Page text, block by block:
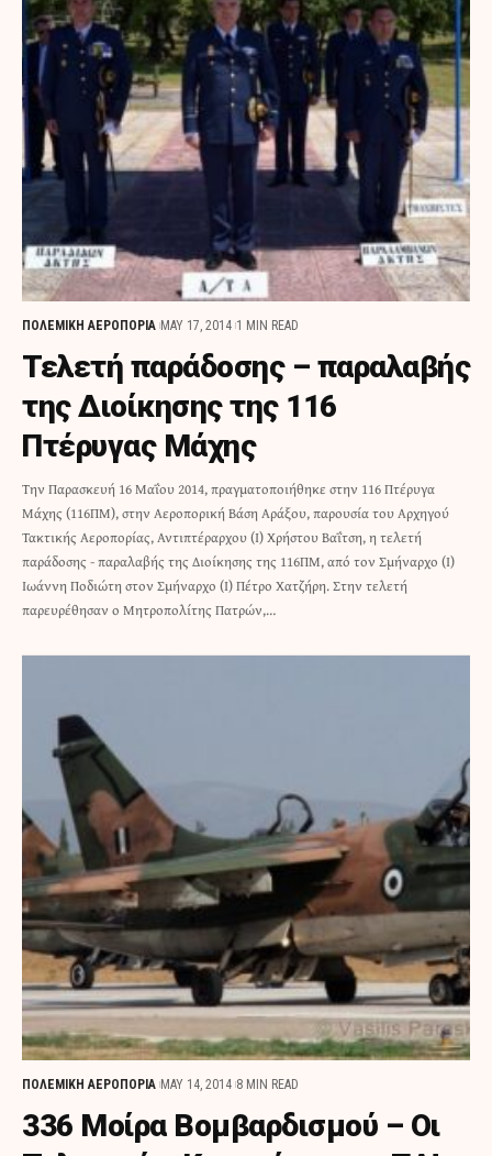
ΠΟΛΕΜΙΚΗ ΑΕΡΟΠΟΡΙΑ MAY 17, 2014 1 MIN READ
Τελετή παράδοσης – παραλαβής
της Διοίκησης της 116
Πτέρυγας Μάχης
Την Παρασκευή 16 Μαΐου 2014, πραγματοποιήθηκε στην 116 Πτέρυγα
Μάχης (116ΠΜ), στην Αεροπορική Βάση Αράξου, παρουσία του Αρχηγού
Τακτικής Αεροπορίας, Αντιπτέραρχου (Ι) Χρήστου Βαΐτση, η τελετή
παράδοσης - παραλαβής της Διοίκησης της 116ΠΜ, από τον Σμήναρχο (Ι)
Ιωάννη Ποδιώτη στον Σμήναρχο (Ι) Πέτρο Χατζήρη. Στην τελετή
παρευρέθησαν ο Μητροπολίτης Πατρών,…
ΠΟΛΕΜΙΚΗ ΑΕΡΟΠΟΡΙΑ MAY 14, 2014 8 MIN READ
336 Μοίρα Βομβαρδισμού – Οι